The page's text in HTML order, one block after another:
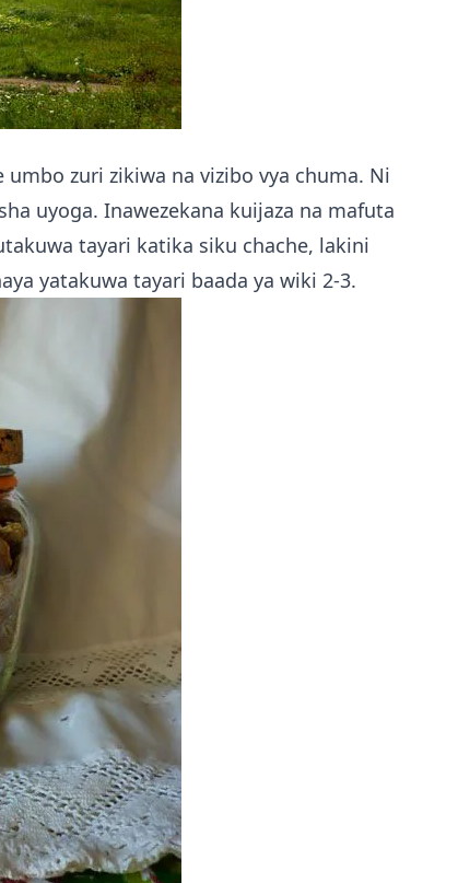
zuri zikiwa na vizibo vya chuma. Ni
uyoga. Inawezekana kuijaza na mafuta
tayari katika siku chache, lakini
yatakuwa tayari baada ya wiki 2-3.